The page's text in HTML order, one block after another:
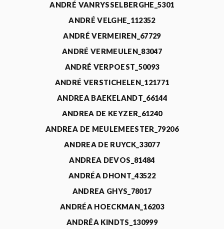
ANDRÉ VANRYSSELBERGHE_5301
ANDRÉ VELGHE_112352
ANDRÉ VERMEIREN_67729
ANDRÉ VERMEULEN_83047
ANDRÉ VERPOEST_50093
ANDRÉ VERSTICHELEN_121771
ANDREA BAEKELANDT_66144
ANDREA DE KEYZER_61240
ANDREA DE MEULEMEESTER_79206
ANDREA DE RUYCK_33077
ANDREA DEVOS_81484
ANDRÉA DHONT_43522
ANDREA GHYS_78017
ANDRÉA HOECKMAN_16203
ANDRÉA KINDTS_130999